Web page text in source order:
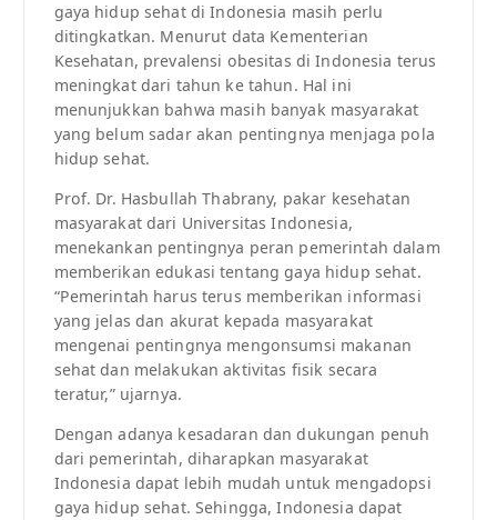
gaya hidup sehat di Indonesia masih perlu
ditingkatkan. Menurut data Kementerian
Kesehatan, prevalensi obesitas di Indonesia terus
meningkat dari tahun ke tahun. Hal ini
menunjukkan bahwa masih banyak masyarakat
yang belum sadar akan pentingnya menjaga pola
hidup sehat.
Prof. Dr. Hasbullah Thabrany, pakar kesehatan
masyarakat dari Universitas Indonesia,
menekankan pentingnya peran pemerintah dalam
memberikan edukasi tentang gaya hidup sehat.
“Pemerintah harus terus memberikan informasi
yang jelas dan akurat kepada masyarakat
mengenai pentingnya mengonsumsi makanan
sehat dan melakukan aktivitas fisik secara
teratur,” ujarnya.
Dengan adanya kesadaran dan dukungan penuh
dari pemerintah, diharapkan masyarakat
Indonesia dapat lebih mudah untuk mengadopsi
gaya hidup sehat. Sehingga, Indonesia dapat